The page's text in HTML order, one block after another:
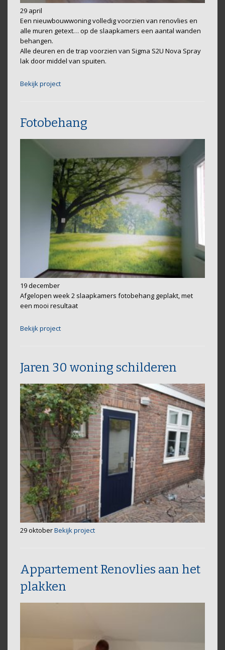
29 april
Een nieuwbouwwoning volledig voorzien van renovlies en
alle muren getext… op de slaapkamers een aantal wanden
behangen.
Alle deuren en de trap voorzien van Sigma S2U Nova Spray
lak door middel van spuiten.
Bekijk project
Fotobehang
19 december
Afgelopen week 2 slaapkamers fotobehang geplakt, met
een mooi resultaat
Bekijk project
Jaren 30 woning schilderen
29 oktoberBekijk project
Appartement Renovlies aan het
plakken